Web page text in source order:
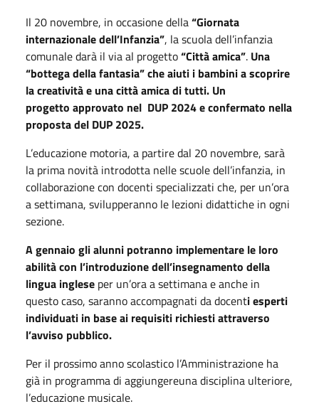
Il 20 novembre, in occasione della“Giornata
internazionale dell’Infanzia”, la scuola dell’infanzia
comunale darà il via al progetto“Città amica”. Una
“bottega della fantasia” che aiuti i bambini a scoprire
la creatività e una città amica di tutti. Un
progetto approvato nel DUP 2024 e confermato nella
proposta del DUP 2025.
L’educazione motoria, a partire dal 20 novembre, sarà
la prima novità introdotta nelle scuole dell’infanzia, in
collaborazione con docenti specializzati che, per un’ora
a settimana, svilupperanno le lezioni didattiche in ogni
sezione.
A gennaio gli alunni potranno implementare le loro
abilità con l’introduzione dell’insegnamento della
lingua inglese per un’ora a settimana e anche in
questo caso, saranno accompagnati da docenti esperti
individuati in base ai requisiti richiesti attraverso
l’avviso pubblico.
Per il prossimo anno scolastico l’Amministrazione ha
già in programma di aggiungereuna disciplina ulteriore,
l’educazione musicale.